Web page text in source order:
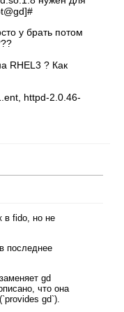
у брать потом
RHEL3 ? Как
httpd-2.0.46-
в fido, но не
последнее
gd
что она
gd`).